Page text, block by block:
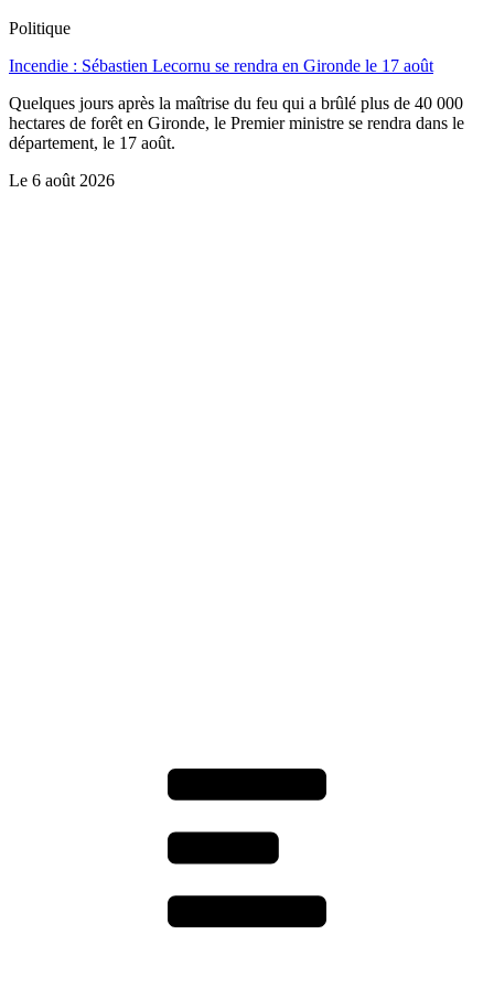
Politique
Incendie : Sébastien Lecornu se rendra en Gironde le 17 août
Quelques jours après la maîtrise du feu qui a brûlé plus de 40 000
hectares de forêt en Gironde, le Premier ministre se rendra dans le
département, le 17 août.
Le 6 août 2026